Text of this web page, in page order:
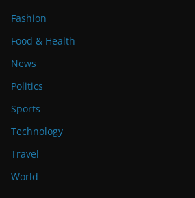
Fashion
Food & Health
News
Politics
Sports
Technology
Travel
World